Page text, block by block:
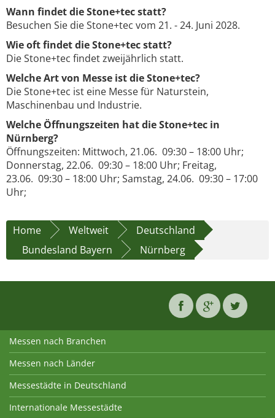
Wann findet die Stone+tec statt?
Besuchen Sie die Stone+tec vom 21. - 24. Juni 2028.
Wie oft findet die Stone+tec statt?
Die Stone+tec findet zweijährlich statt.
Welche Art von Messe ist die Stone+tec?
Die Stone+tec ist eine Messe für Naturstein,
Maschinenbau und Industrie.
Welche Öffnungszeiten hat die Stone+tec in
Nürnberg?
Öffnungszeiten: Mittwoch, 21.06. 09:30 – 18:00 Uhr;
Donnerstag, 22.06. 09:30 – 18:00 Uhr; Freitag,
23.06. 09:30 – 18:00 Uhr; Samstag, 24.06. 09:30 – 17:00
Uhr;
Home Weltweit
Deutschland
Bundesland Bayern
Nürnberg
Messen nach Branchen
Messen nach Länder
Messestädte in Deutschland
Internationale Messestädte